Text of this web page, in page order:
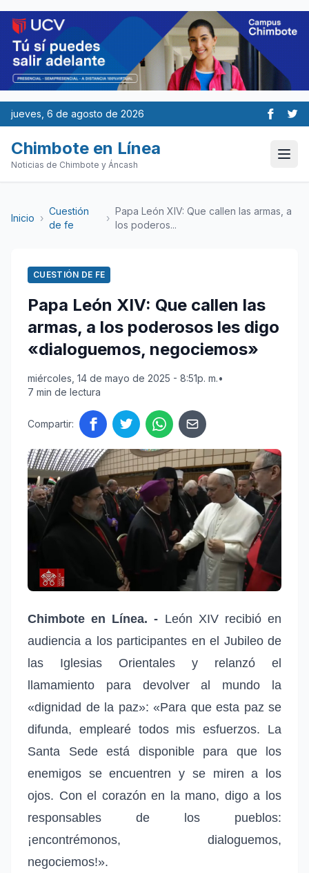
jueves, 6 de agosto de 2026
Chimbote en Línea
Noticias de Chimbote y Áncash
Inicio ›
Cuestión
de fe
›
Papa León XIV: Que callen las armas, a
los poderos...
CUESTIÓN DE FE
Papa León XIV: Que callen las
armas, a los poderosos les digo
«dialoguemos, negociemos»
miércoles, 14 de mayo de 2025 - 8:51p. m.•
7 min de lectura
Compartir:
Chimbote en Línea. - León XIV recibió en
audiencia a los participantes en el Jubileo de
las Iglesias Orientales y relanzó el
llamamiento para devolver al mundo la
«dignidad de la paz»: «Para que esta paz se
difunda, emplearé todos mis esfuerzos. La
Santa Sede está disponible para que los
enemigos se encuentren y se miren a los
ojos. Con el corazón en la mano, digo a los
responsables de los pueblos:
¡encontrémonos, dialoguemos,
negociemos!».